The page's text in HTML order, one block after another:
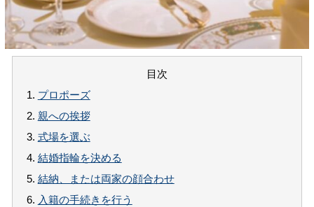
目次
1. プロポーズ
2. 親への挨拶
3. 式場を選ぶ
4. 結婚指輪を決める
5. 結納、または両家の顔合わせ
6. 入籍の手続きを行う